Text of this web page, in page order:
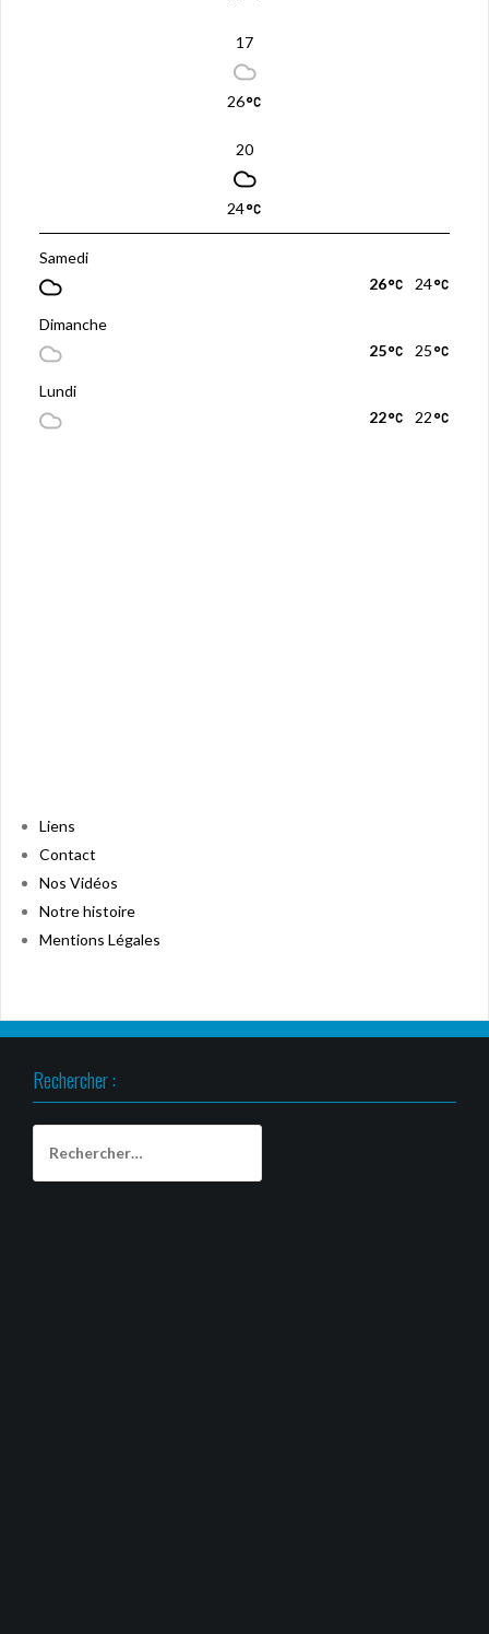
17
26
20
24
Samedi
24
26
Dimanche
25
25
Lundi
22
22
Liens
Contact
Nos Vidéos
Notre histoire
Mentions Légales
Rechercher :